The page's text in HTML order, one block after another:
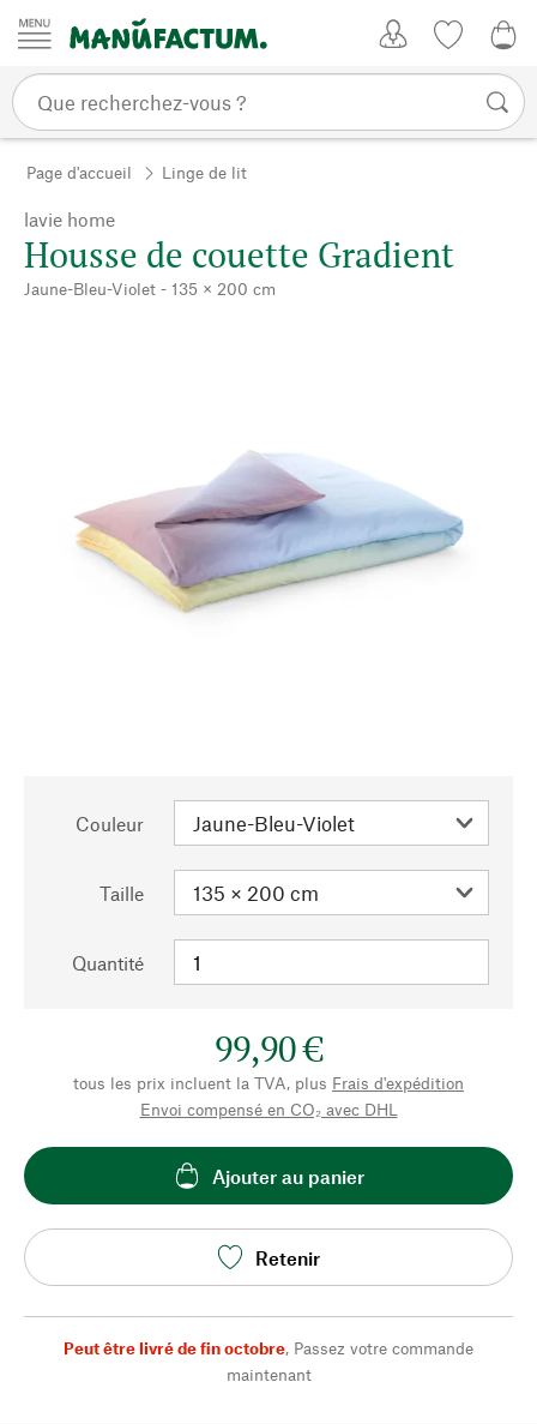
Passer au contenu
Page d'accueil Linge de lit
lavie home
Housse de couette Gradient
Jaune-Bleu-Violet - 135 × 200 cm
Couleur
Taille
Quantité
99,90 €
tous les prix incluent la TVA, plus Frais d'expédition
Envoi compensé en CO₂ avec DHL
Ajouter au panier
Retenir
Peut être livré de fin octobre, Passez votre commande
maintenant